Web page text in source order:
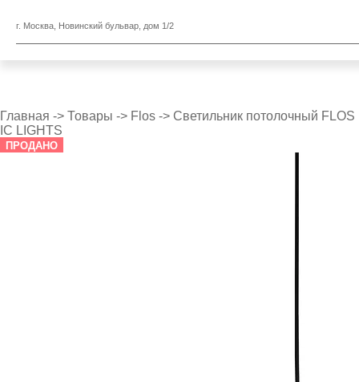
г. Москва, Новинский бульвар, дом 1/2
Главная -> Товары -> Flos -> Светильник потолочный FLOS
IC LIGHTS
ПРОДАНО